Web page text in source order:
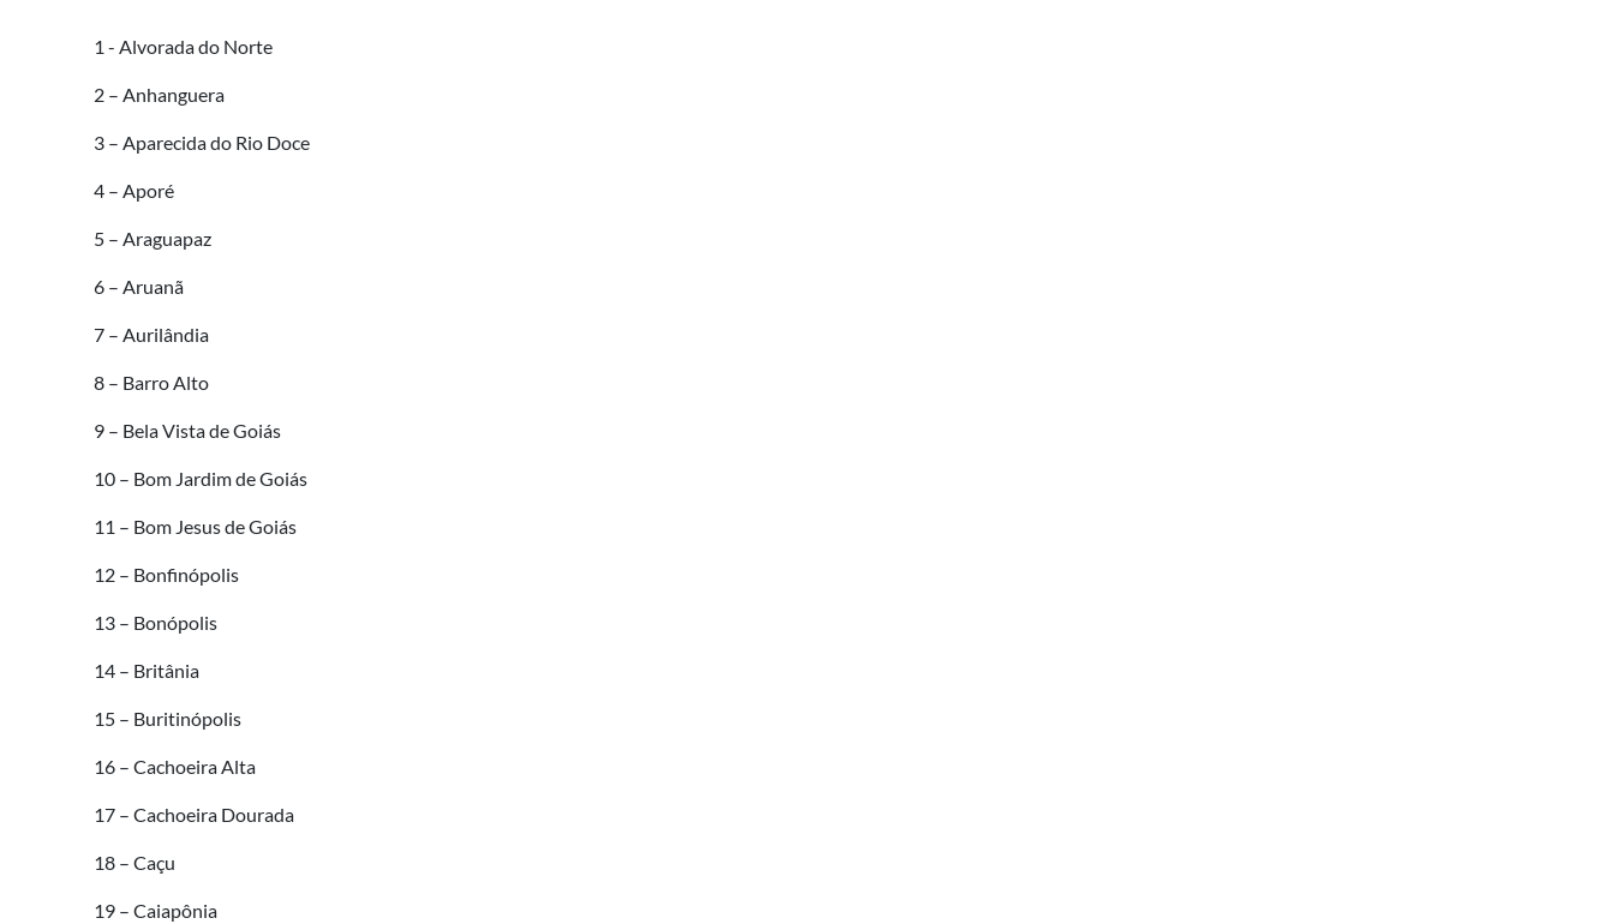
1 - Alvorada do Norte
2 – Anhanguera
3 – Aparecida do Rio Doce
4 – Aporé
5 – Araguapaz
6 – Aruanã
7 – Aurilândia
8 – Barro Alto
9 – Bela Vista de Goiás
10 – Bom Jardim de Goiás
11 – Bom Jesus de Goiás
12 – Bonfinópolis
13 – Bonópolis
14 – Britânia
15 – Buritinópolis
16 – Cachoeira Alta
17 – Cachoeira Dourada
18 – Caçu
19 – Caiapônia